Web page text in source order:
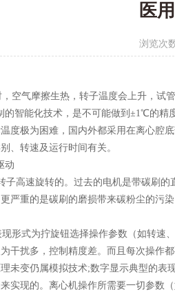
医
浏览次
空气摩擦生热，转子温度会上升，试
智能化技术，是不可能做到±1℃的精
度极为困难，国内外都采用在离心腔
、转速及运行时间有关。
动
子高速旋转的。过去的电机是带碳刷
严重的是碳刷的磨损带来碳粉尘的污
形式为拧旋钮选择操作参数（如转速
干扰多，控制精度差。而且每次操作
未变仍属模拟技术;数字显示典型的表
实现的。离心机操作所需要一切参数